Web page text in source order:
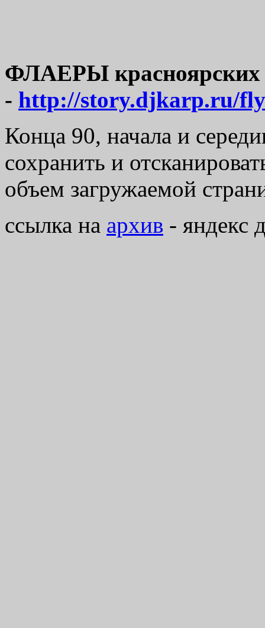
ФЛАЕРЫ красноярских
- http://story.djkarp.ru/
Конца 90, начала и
сохранить и
объем загружаемой
ссылка на архив - яндекс